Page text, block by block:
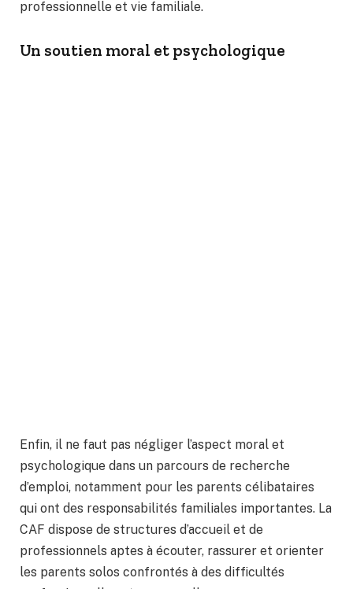
professionnelle et vie familiale.
Un soutien moral et psychologique
Enfin, il ne faut pas négliger l’aspect moral et
psychologique dans un parcours de recherche
d’emploi, notamment pour les parents célibataires
qui ont des responsabilités familiales importantes. La
CAF dispose de structures d’accueil et de
professionnels aptes à écouter, rassurer et orienter
les parents solos confrontés à des difficultés